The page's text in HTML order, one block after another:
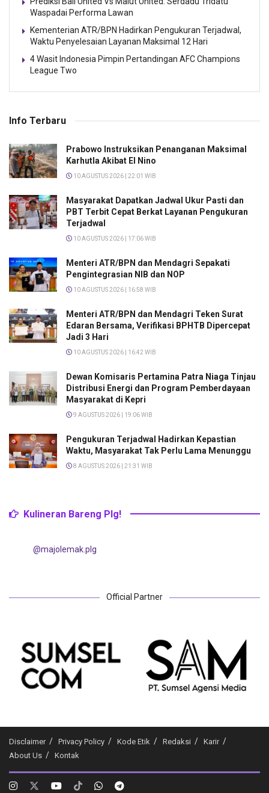
Waspadai Performa Lawan
Kementerian ATR/BPN Hadirkan Pengukuran Terjadwal,
Waktu Penyelesaian Layanan Maksimal 12 Hari
4 Wasit Indonesia Pimpin Pertandingan AFC Champions
League Two
Info Terbaru
Prabowo Instruksikan Penanganan Maksimal
Karhutla Akibat El Nino
10 AGUSTUS 2026 | 22:01 WIB
Masyarakat Dapatkan Jadwal Ukur Pasti dan
PBT Terbit Cepat Berkat Layanan Pengukuran
Terjadwal
10 AGUSTUS 2026 | 17:06 WIB
Menteri ATR/BPN dan Mendagri Sepakati
Pengintegrasian NIB dan NOP
10 AGUSTUS 2026 | 16:58 WIB
Menteri ATR/BPN dan Mendagri Teken Surat
Edaran Bersama, Verifikasi BPHTB Dipercepat
Jadi 3 Hari
10 AGUSTUS 2026 | 16:42 WIB
Dewan Komisaris Pertamina Patra Niaga Tinjau
Distribusi Energi dan Program Pemberdayaan
Masyarakat di Kepri
9 AGUSTUS 2026 | 19:06 WIB
Pengukuran Terjadwal Hadirkan Kepastian
Waktu, Masyarakat Tak Perlu Lama Menunggu
8 AGUSTUS 2026 | 21:31 WIB
Kulineran Bareng Plg!
@majolemak.plg
Official Partner
Disclaimer Privacy Policy Kode Etik Redaksi
Karir
About Us
Kontak